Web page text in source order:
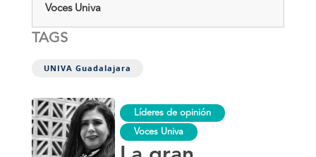
Voces Univa
TAGS
UNIVA Guadalajara
La
gran
renuncia
Líderes de opinión
Voces Univa